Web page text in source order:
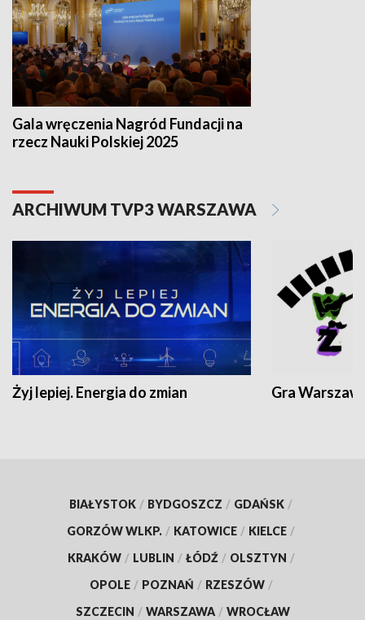
Gala wręczenia Nagród Fundacji na
rzecz Nauki Polskiej 2025
ARCHIWUM TVP3 WARSZAWA
Żyj lepiej. Energia do zmian Gra
BIAŁYSTOK / BYDGOSZCZ / GDAŃSK /
GORZÓW WLKP. / KATOWICE / KIELCE /
KRAKÓW / LUBLIN / ŁÓDŹ / OLSZTYN /
OPOLE / POZNAŃ / RZESZÓW /
SZCZECIN / WARSZAWA / WROCŁAW